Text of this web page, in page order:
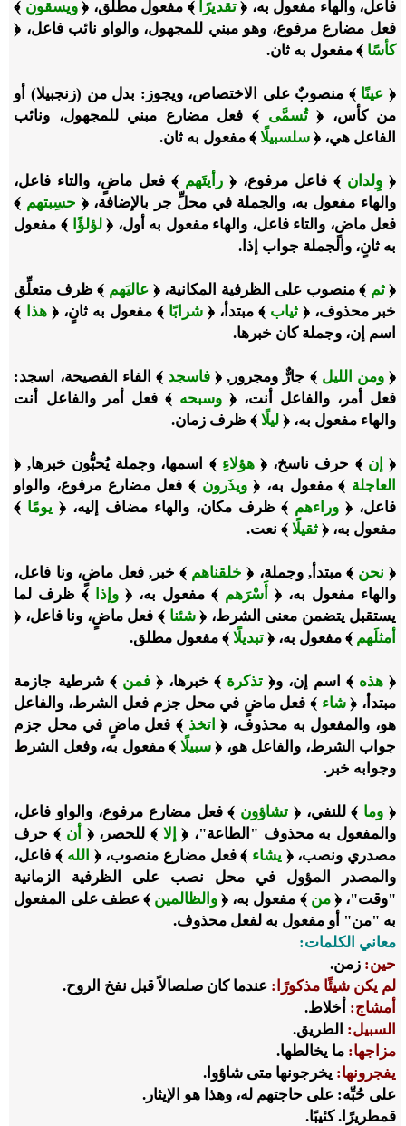
فاعل، والهاء مفعول به، ﴿تقديرًا ﴾ مفعول مطلق، ﴿ويسقون ﴾
فعل مضارع مرفوع، وهو مبني للمجهول، والواو نائب فاعل، ﴿
كأسًا ﴾ مفعول به ثان.
﴿ عينًا ﴾ منصوبٌ على الاختصاص، ويجوز: بدل من (زنجبيلا) أو
من كأس، ﴿تُسمَّى ﴾ فعل مضارع مبني للمجهول، ونائب
الفاعل هي، ﴿ سلسبيلًا ﴾ مفعول به ثان.
﴿ وِلدان ﴾ فاعل مرفوع، ﴿ رأيتَهم ﴾ فعل ماضٍ، والتاء فاعل،
والهاء مفعول به، والجملة في محلِّ جر بالإضافة، ﴿ حسِبتهم ﴾
فعل ماضٍ، والتاء فاعل، والهاء مفعول به أول، ﴿لؤلؤًا ﴾ مفعول
به ثانٍ، والجملة جواب إذا.
﴿ثم ﴾ منصوب على الظرفية المكانية، ﴿ عاليَهم ﴾ ظرف متعلِّق
خبر محذوف، ﴿ثياب ﴾ مبتدأ، ﴿شرابًا ﴾ مفعول به ثانٍ، ﴿هذا
﴾
اسم إن، وجملة كان خبرها.
﴿ومن الليل ﴾ جارٌّ ومجرور, ﴿ فاسجد ﴾ الفاء الفصيحة، اسجد:
فعل أمر، والفاعل أنت، ﴿وسبحه ﴾ فعل أمر والفاعل أنت
والهاء مفعول به، ﴿ ليلًا ﴾ ظرف زمان.
﴿ إن ﴾ حرف ناسخ، ﴿هؤلاءِ ﴾ اسمها، وجملة يُحبُّون خبرها, ﴿
العاجلة ﴾ مفعول به، ﴿ويذَرون ﴾ فعل مضارع مرفوع، والواو
فاعل، ﴿ وراءهم ﴾ ظرف مكان، والهاء مضاف إليه، ﴿ يومًا ﴾
مفعول به، ﴿ ثقيلًا ﴾ نعت.
﴿ نحن ﴾ مبتدأ, وجملة، ﴿ خلقناهم ﴾ خبر, فعل ماضٍ، ونا فاعل،
والهاء مفعول به، ﴿
أَسْرَهم ﴾ مفعول به، ﴿ وإذا
﴾ ظرف لما
يستقبل يتضمن معنى الشرط، ﴿شئنا ﴾ فعل ماضٍ، ونا فاعل، ﴿
أمثلَهم ﴾ مفعول به، ﴿ تبديلًا ﴾ مفعول مطلق.
﴿هذه ﴾ اسم إن، و﴿تذكرة ﴾ خبرها، ﴿فمن ﴾ شرطية جازمة
مبتدأ، ﴿شاء ﴾ فعل ماضٍ في محل جزم فعل الشرط، والفاعل
هو، والمفعول به محذوف، ﴿ اتخذ ﴾ فعل ماضٍ في محل جزم
جواب الشرط، والفاعل هو، ﴿سبيلًا ﴾ مفعول به، وفعل الشرط
وجوابه خبر.
﴿ وما ﴾ للنفي، ﴿ تشاؤون ﴾ فعل مضارع مرفوع، والواو فاعل،
والمفعول به محذوف "الطاعة"، ﴿ إلا ﴾ للحصر، ﴿ أن ﴾ حرف
مصدري ونصب، ﴿ يشاء ﴾ فعل مضارع منصوب، ﴿ الله ﴾ فاعل،
والمصدر المؤول في محل نصب على الظرفية الزمانية
"وقت"، ﴿من ﴾ مفعول به، ﴿ والظالمين ﴾ عطف على المفعول
به "من" أو مفعول به لفعل محذوف.
معاني الكلمات:
حين: زمن.
لم يكن شيئًا مذكورًا: عندما كان صلصالاً قبل نفخ الروح.
أمشاج: أخلاط.
السبيل: الطريق.
مزاجها: ما يخالطها.
يفجرونها: يخرجونها متى شاؤوا.
على حُبِّه: على حاجتهم له، وهذا هو الإيثار.
قمطريرًا. كئيبًا.